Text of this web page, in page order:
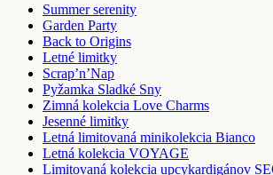
Summer serenity
Garden Party
Back to Origins
Letné limitky
Scrap’n’Nap
Pyžamka Sladké Sny
Zimná kolekcia Love Charms
Jesenné limitky
Letná limitovaná minikolekcia Bianco
Letná kolekcia VOYAGE
Limitovaná kolekcia upcykardigánov